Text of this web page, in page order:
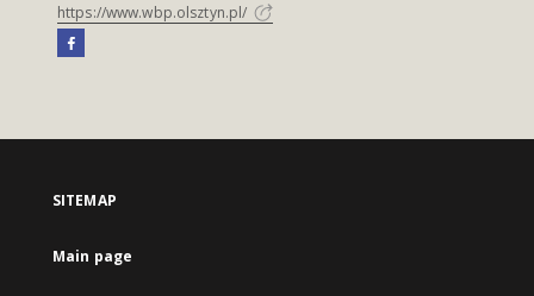
https://www.wbp.olsztyn.pl/
SITEMAP
Main page